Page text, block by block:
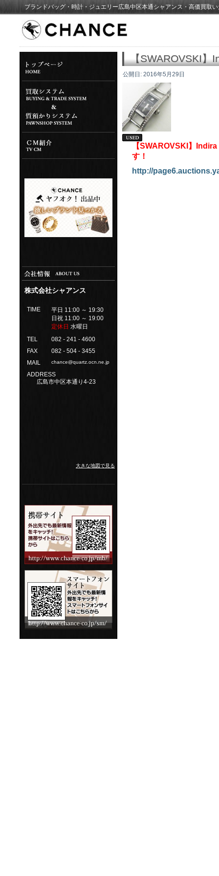
ブランドバッグ・時計・ジュエリー広島中区本通シャアンス・高価買取
株式会社シャアンス
TIME
平日 11:00 ～ 19:30
日祝 11:00 ～ 19:00
定休日 水曜日
TEL
082 - 241 - 4600
FAX
082 - 504 - 3455
MAIL
chance@quartz.ocn.ne.jp
ADDRESS
広島市中区本通り4-23
大きな地図で見る
【SWAROVSKI
公開日: 2016年5月29日
【SWAROVSKI】
す！
http://